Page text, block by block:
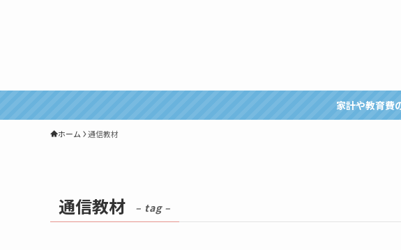
家計や教育費
ホーム 通信教材
通信教材 – tag –